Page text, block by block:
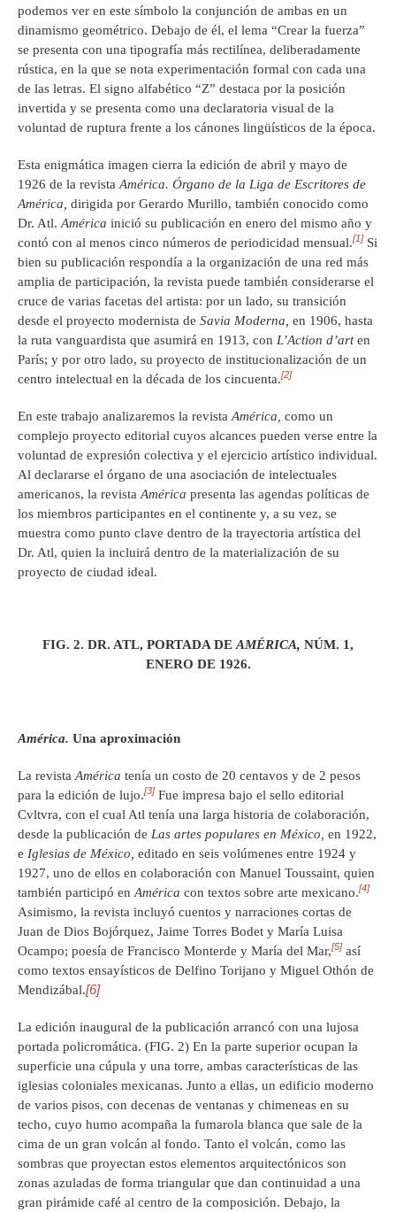
podemos ver en este símbolo la conjunción de ambas en un
dinamismo geométrico. Debajo de él, el lema “Crear la fuerza”
se presenta con una tipografía más rectilínea, deliberadamente
rústica, en la que se nota experimentación formal con cada una
de las letras. El signo alfabético “Z” destaca por la posición
invertida y se presenta como una declaratoria visual de la
voluntad de ruptura frente a los cánones lingüísticos de la época.
Esta enigmática imagen cierra la edición de abril y mayo de
1926 de la revistaAmérica. Órgano de la Liga de Escritores de
América, dirigida por Gerardo Murillo, también conocido como
Dr. Atl.América inició su publicación en enero del mismo año y
contó con al menos cinco números de periodicidad mensual.[1] Si
bien su publicación respondía a la organización de una red más
amplia de participación, la revista puede también considerarse el
cruce de varias facetas del artista: por un lado, su transición
desde el proyecto modernista de Savia Moderna, en 1906, hasta
la ruta vanguardista que asumirá en 1913, con L’Action d’arten
París; y por otro lado, su proyecto de institucionalización de un
centro intelectual en la década de los cincuenta.[2]
En este trabajo analizaremos la revistaAmérica, como un
complejo proyecto editorial cuyos alcances pueden verse entre la
voluntad de expresión colectiva y el ejercicio artístico individual.
Al declararse el órgano de una asociación de intelectuales
americanos, la revistaAmérica presenta las agendas políticas de
los miembros participantes en el continente y, a su vez, se
muestra como punto clave dentro de la trayectoria artística del
Dr. Atl, quien la incluirá dentro de la materialización de su
proyecto de ciudad ideal.
FIG. 2. DR. ATL, PORTADA DEAMÉRICA, NÚM. 1,
ENERO DE 1926.
América. Una aproximación
La revistaAmérica tenía un costo de 20 centavos y de 2 pesos
para la edición de lujo.[3] Fue impresa bajo el sello editorial
Cvltvra, con el cual Atl tenía una larga historia de colaboración,
desde la publicación de Las artes populares en México, en 1922,
e Iglesias de México, editado en seis volúmenes entre 1924 y
1927, uno de ellos en colaboración con Manuel Toussaint, quien
también participó enAmérica con textos sobre arte mexicano.[4]
Asimismo, la revista incluyó cuentos y narraciones cortas de
Juan de Dios Bojórquez, Jaime Torres Bodet y María Luisa
Ocampo; poesía de Francisco Monterde y María del Mar,[5] así
como textos ensayísticos de Delfino Torijano y Miguel Othón de
Mendizábal.[6]
La edición inaugural de la publicación arrancó con una lujosa
portada policromática. (FIG. 2) En la parte superior ocupan la
superficie una cúpula y una torre, ambas características de las
iglesias coloniales mexicanas. Junto a ellas, un edificio moderno
de varios pisos, con decenas de ventanas y chimeneas en su
techo, cuyo humo acompaña la fumarola blanca que sale de la
cima de un gran volcán al fondo. Tanto el volcán, como las
sombras que proyectan estos elementos arquitectónicos son
zonas azuladas de forma triangular que dan continuidad a una
gran pirámide café al centro de la composición. Debajo, la